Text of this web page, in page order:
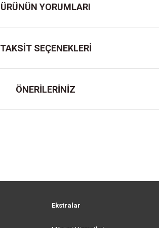
ÜRÜNÜN YORUMLARI
TAKSİT SEÇENEKLERİ
ÖNERİLERİNİZ
Ekstralar